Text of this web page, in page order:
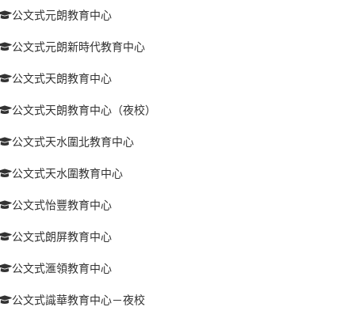
公文式元朗教育中心
公文式元朗新時代教育中心
公文式天朗教育中心
公文式天朗教育中心（夜校）
公文式天水圍北教育中心
公文式天水圍教育中心
公文式怡豐教育中心
公文式朗屏教育中心
公文式滙領教育中心
公文式識華教育中心－夜校